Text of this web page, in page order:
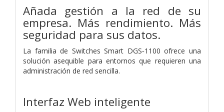
Añada gestión a la red de su
empresa. Más rendimiento. Más
seguridad para sus datos.
La familia de Switches Smart DGS‑1100 ofrece una
solución asequible para entornos que requieren una
administración de red sencilla.
Interfaz Web inteligente